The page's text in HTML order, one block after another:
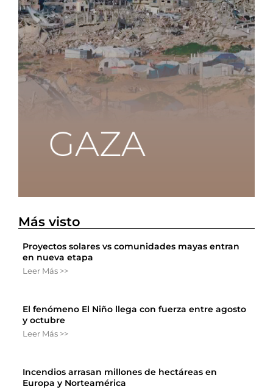
Más visto
Proyectos solares vs comunidades mayas entran
en nueva etapa
Leer Más >>
El fenómeno El Niño llega con fuerza entre agosto
y octubre
Leer Más >>
Incendios arrasan millones de hectáreas en
Europa y Norteamérica